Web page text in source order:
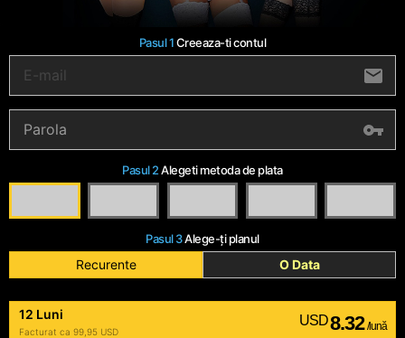
Pasul 1Creeaza-ti contul
Pasul 2Alegeti metoda de plata
Pasul 3Alege-ți planul
Recurente O Data
12 Luni
Facturat ca 99,95 USD
USD8.32 /lună